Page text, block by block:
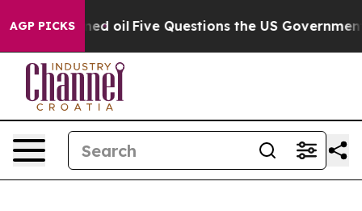
AGP PICKS
Owned oil Five Questions the US Government